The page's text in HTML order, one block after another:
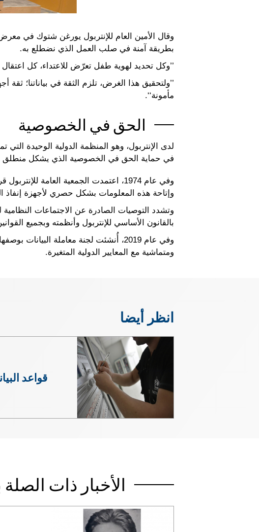
وقال الأمين العام للإنتربول يورغن شتوك في معرض
بطريقة آمنة في صلب العمل الذي نضطلع به.
’’وكل تحديد لهوية طفل تعرّض للاعتداء، كل
’’ولتحقيق هذا الغرض، تلزم الثقة في بياناتنا؛
مأمونة‘‘.
الحق في الخصوصية
لدى الإنتربول، وهو المنظمة الدولية الوحيدة
في حماية الحق في الخصوصية الذي يشكل منطلق
وفي عام 1974، اعتمدت الجمعية العامة
وإتاحة هذه المعلومات بشكل حصري لأجهزة إنفاذ
وتشدد التوصيات الصادرة عن الاجتماعات
بالقانون الأساسي للإنتربول وأنظمته وبجميع
وفي عام 2019، أُنشئت لجنة معاملة
ومتماشية مع المعايير الدولية المتغيرة.
انظر أيضا
قواعد
الأخبار ذات